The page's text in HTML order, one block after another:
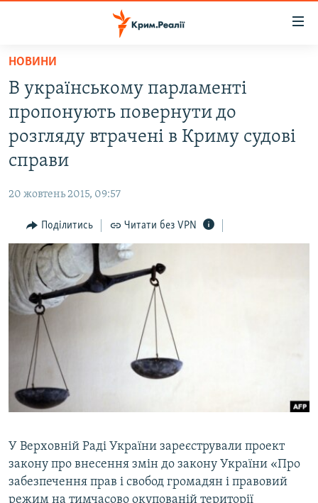
Перейти
основного
матеріалу
Перейти
до
основної
Перейти
пошуку
ВОДА.КРИМ
ВІДЕО ТА ФОТО
ІНТЕРВ'Ю
ВСЕ ЗА ДЕНЬ
СПЕЦПРОЕКТИ
ДЕПОРТАЦІЯ
ВІДЕОУРОКИ «ELIFBE»
СВІДЧЕННЯ ОКУПАЦІЇ
УКРАЇНСЬКА ПРОБЛЕМА КРИМУ
ІНФОГРАФІКА
ЯК ОБІЙТИ БЛОКУВАННЯ
Русский
Qırımtatar
ДОЛУЧАЙСЯ!
Усі сайти RFE/RL
НОВИНИ
В українському парламенті
пропонують повернути до
розгляду втрачені в Криму судові
справи
20 жовтень 2015, 09:57
Поділитись Читати без VPN
У Верховній Раді України зареєстрували проект
закону про внесення змін до закону України «Про
забезпечення прав і свобод громадян і правовий
режим на тимчасово окупованій території